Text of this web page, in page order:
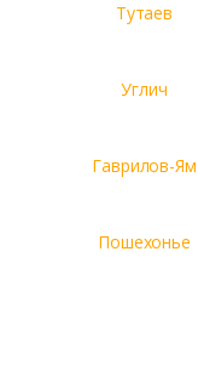
Тутаев
Углич
Гаврилов-Ям
Пошехонье